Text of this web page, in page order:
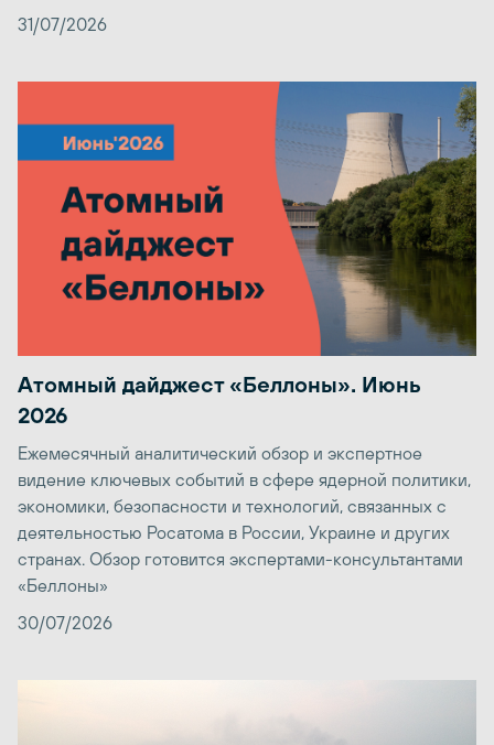
31/07/2026
Атомный дайджест «Беллоны». Июнь
2026
Ежемесячный аналитический обзор и экспертное
видение ключевых событий в сфере ядерной политики,
экономики, безопасности и технологий, связанных с
деятельностью Росатома в России, Украине и других
странах. Обзор готовится экспертами-консультантами
«Беллоны»
30/07/2026